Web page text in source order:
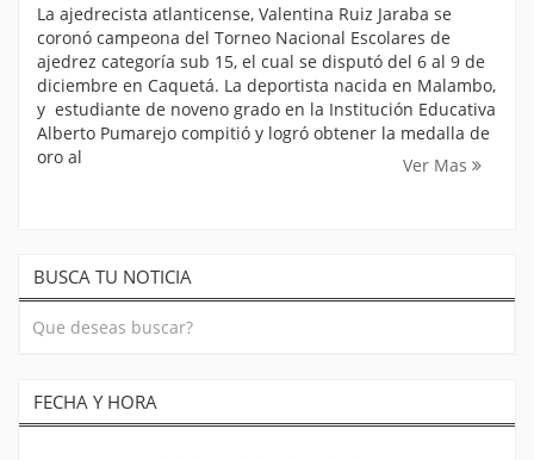
La ajedrecista atlanticense, Valentina Ruiz Jaraba se
coronó campeona del Torneo Nacional Escolares de
ajedrez categoría sub 15, el cual se disputó del 6 al 9 de
diciembre en Caquetá. La deportista nacida en Malambo,
y estudiante de noveno grado en la Institución Educativa
Alberto Pumarejo compitió y logró obtener la medalla de
oro al
Ver Mas
BUSCA TU NOTICIA
FECHA Y HORA